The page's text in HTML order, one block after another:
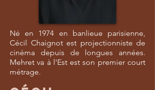
Né en 1974 en banlieue parisienne,
Cécil Chaignot est projectionniste de
cinéma depuis de longues années.
Mehret va à l'Est est son premier court
métrage.